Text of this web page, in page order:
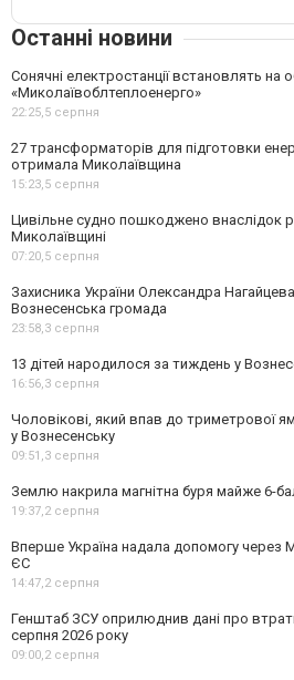
Останні новини
Сонячні електростанції встановлять на
«Миколаївоблтеплоенерго»
22:25,5 серпня
27 трансформаторів для підготовки
отримала Миколаївщина
15:23,5 серпня
Цивільне судно пошкоджено внаслідок
Миколаївщині
07:20,5 серпня
Захисника України Олександра
Вознесенська громада
23:58,3 серпня
13 дітей народилося за тиждень у
16:56,3 серпня
Чоловікові, який впав до триметрової
у Вознесенську
09:51,3 серпня
Землю накрила магнітна буря майже 6-
19:37,2 серпня
Вперше Україна надала допомогу через
ЄС
14:47,2 серпня
Генштаб ЗСУ оприлюднив дані про
серпня 2026 року
09:00,2 серпня